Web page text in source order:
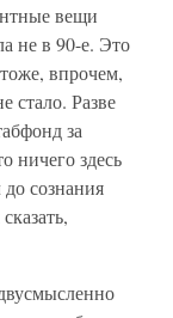
вещи
не в 90-е. Это
впрочем,
стало. Разве
за
ничего здесь
сознания